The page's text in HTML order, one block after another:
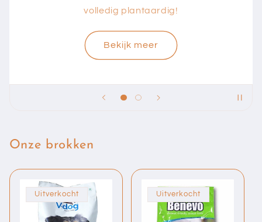
volledig plantaardig!
Bekijk meer
Onze brokken
Uitverkocht Uitverkocht